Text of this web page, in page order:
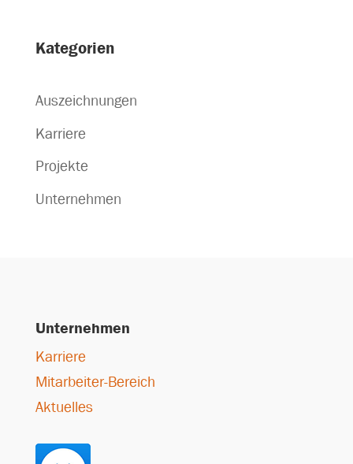
Kategorien
Auszeichnungen
Karriere
Projekte
Unternehmen
Unternehmen
Karriere
Mitarbeiter-Bereich
Aktuelles